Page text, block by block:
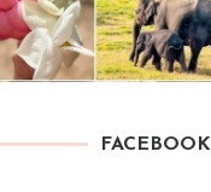
FACEBOOK